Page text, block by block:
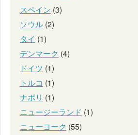
スペイン (3)
ソウル (2)
タイ (1)
デンマーク (4)
ドイツ (1)
トルコ (1)
ナポリ (1)
ニュージーランド (1)
ニューヨーク (55)